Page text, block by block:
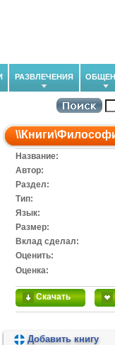
РАЗВЛЕЧЕНИЯ
\\Книги\
Название:
Автор:
Раздел:
Тип:
Язык:
Размер:
Вклад сделал:
Оценить:
Оценка:
Скачать
Добавить книгу